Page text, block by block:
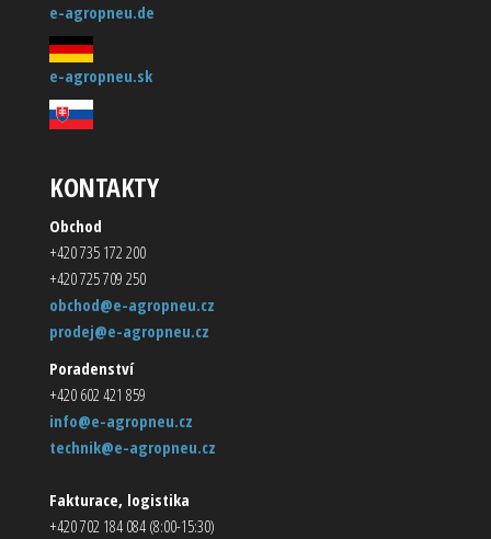
e-agropneu.de
e-agropneu.sk
KONTAKTY
Obchod
+420 735 172 200
+420 725 709 250
obchod@e-agropneu.cz
prodej@e-agropneu.cz
Poradenství
+420 602 421 859
info@e-agropneu.cz
technik@e-agropneu.cz
Fakturace, logistika
+420 702 184 084 (8:00-15:30)